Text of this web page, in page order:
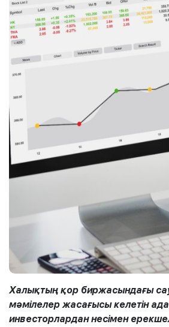
Халықтың қор биржасындағы
мәмілелер жасағысы келетін
инвесторлардан несімен